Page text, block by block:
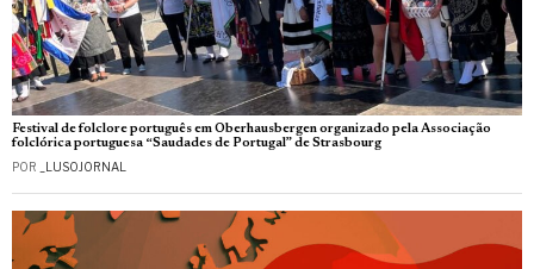
Festival de folclore português em Oberhausbergen organizado pela Associação
folclórica portuguesa “Saudades de Portugal” de Strasbourg
POR _LUSOJORNAL